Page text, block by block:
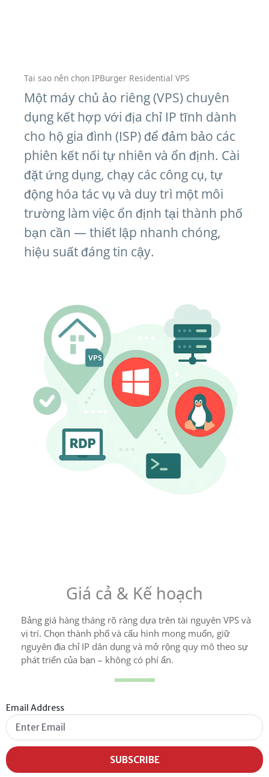
Tại sao nên chọn IPBurger Residential VPS
Một máy chủ ảo riêng (VPS) chuyên
dụng kết hợp với địa chỉ IP tĩnh dành
cho hộ gia đình (ISP) để đảm bảo các
phiên kết nối tự nhiên và ổn định. Cài
đặt ứng dụng, chạy các công cụ, tự
động hóa tác vụ và duy trì một môi
trường làm việc ổn định tại thành phố
bạn cần — thiết lập nhanh chóng,
hiệu suất đáng tin cậy.
Giá cả & Kế hoạch
Bảng giá hàng tháng rõ ràng dựa trên tài nguyên VPS và
vị trí. Chọn thành phố và cấu hình mong muốn, giữ
nguyên địa chỉ IP dân dụng và mở rộng quy mô theo sự
phát triển của bạn – không có phí ẩn.